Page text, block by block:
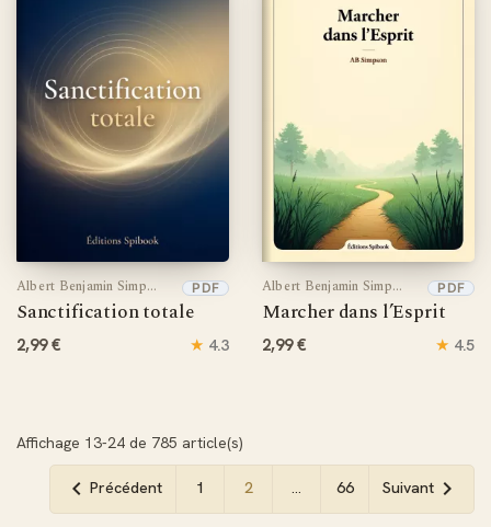
Albert Benjamin Simpson
Sanctification totale
PDF
2,99 € ★ 4.3
Albert Benjamin Simpson
Marcher dans l’Esprit
PDF
2,99 € ★ 4.5
Affichage 13-24 de 785 article(s)
 Précédent 1 2 66 Suivant 